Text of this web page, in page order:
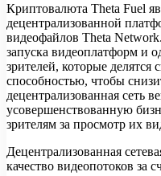
Криптовалюта Theta Fuel
децентрализованной
видеофайлов Theta
запуска видеоплатформ и
зрителей, которые
способностью, чтобы
децентрализованная сеть
усовершенствованную
зрителям за просмотр их
Децентрализованная
качество видеопотоков за